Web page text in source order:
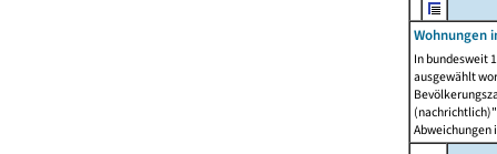
Wohnungen
In bundesweit
ausgewählt
Abweichungen